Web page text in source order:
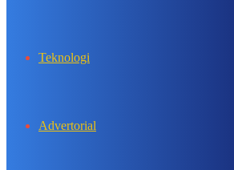
Teknologi
Advertorial